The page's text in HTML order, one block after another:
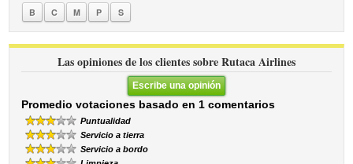
B C M P S
Las opiniones de los clientes sobre Rutaca Airlines
Escribe una opinión
Promedio votaciones basado en 1 comentarios
Puntualidad
Servicio a tierra
Servicio a bordo